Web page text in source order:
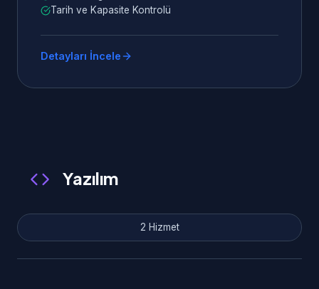
Tarih ve Kapasite Kontrolü
Detayları İncele
Yazılım
2 Hizmet